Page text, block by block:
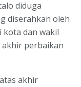
diduga
diserahkan oleh
kota dan wakil
akhir perbaikan
akhir